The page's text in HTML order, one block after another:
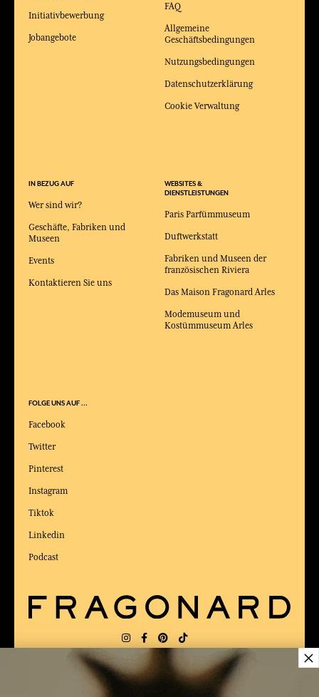
FAQ
Allgemeine
Geschäftsbedingungen
Nutzungsbedingungen
Datenschutzerklärung
Cookie Verwaltung
WEBSITES &
DIENSTLEISTUNGEN
Paris Parfümmuseum
Duftwerkstatt
Fabriken und Museen der
französischen Riviera
Das Maison Fragonard Arles
Modemuseum und
Kostümmuseum Arles
IN BEZUG AUF
Wer sind wir?
Geschäfte, Fabriken und
Museen
Events
Kontaktieren Sie uns
FOLGE UNS AUF ...
Facebook
Twitter
Pinterest
Instagram
Tiktok
Linkedin
Podcast
Initiativbewerbung
Jobangebote
US SPRACHE: DE
×